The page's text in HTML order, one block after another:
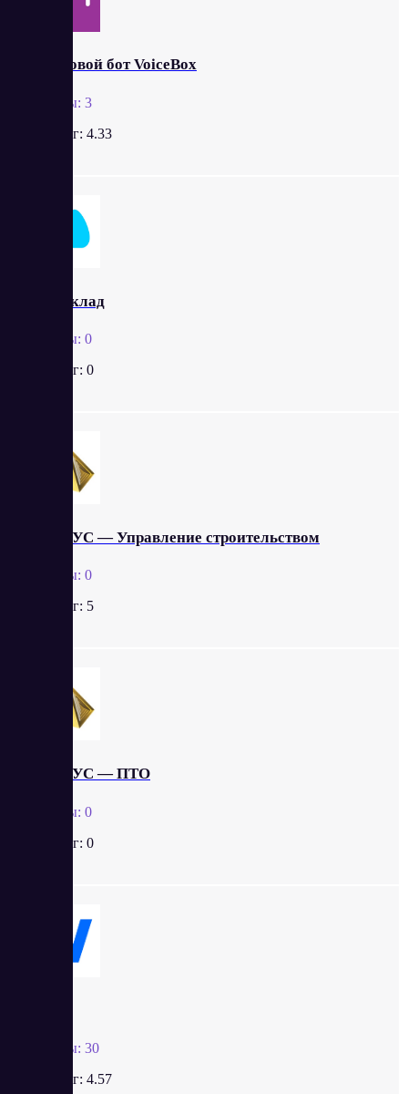
Голосовой бот VoiceBox
Отзывы: 3
Рейтинг: 4.33
МойСклад
Отзывы: 0
Рейтинг: 0
АЛТИУС — Управление строительством
Отзывы: 0
Рейтинг: 5
АЛТИУС ― ПТО
Отзывы: 0
Рейтинг: 0
Отзывы: 30
Рейтинг: 4.57